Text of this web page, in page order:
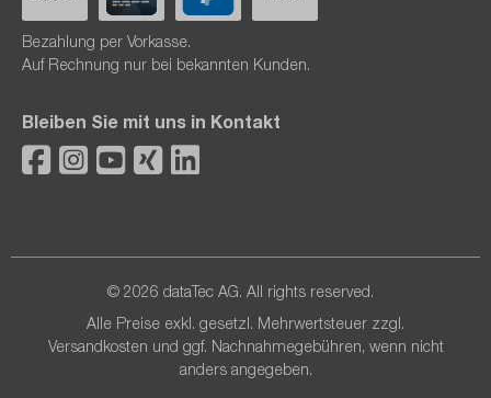
Bezahlung per Vorkasse.
Auf Rechnung nur bei bekannten Kunden.
Bleiben Sie mit uns in Kontakt
© 2026 dataTec AG. All rights reserved.
Alle Preise exkl. gesetzl. Mehrwertsteuer zzgl.
Versandkosten und ggf. Nachnahmegebühren, wenn nicht
anders angegeben.